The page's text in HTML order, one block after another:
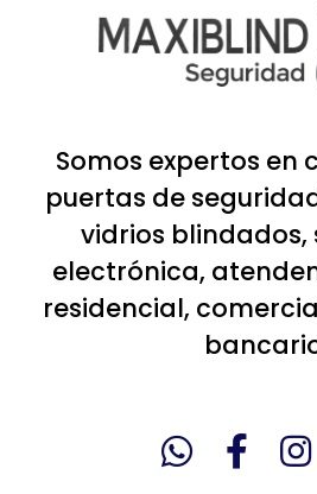
Somos expertos en
puertas de
vidrios blindados,
electrónica,
residencial,